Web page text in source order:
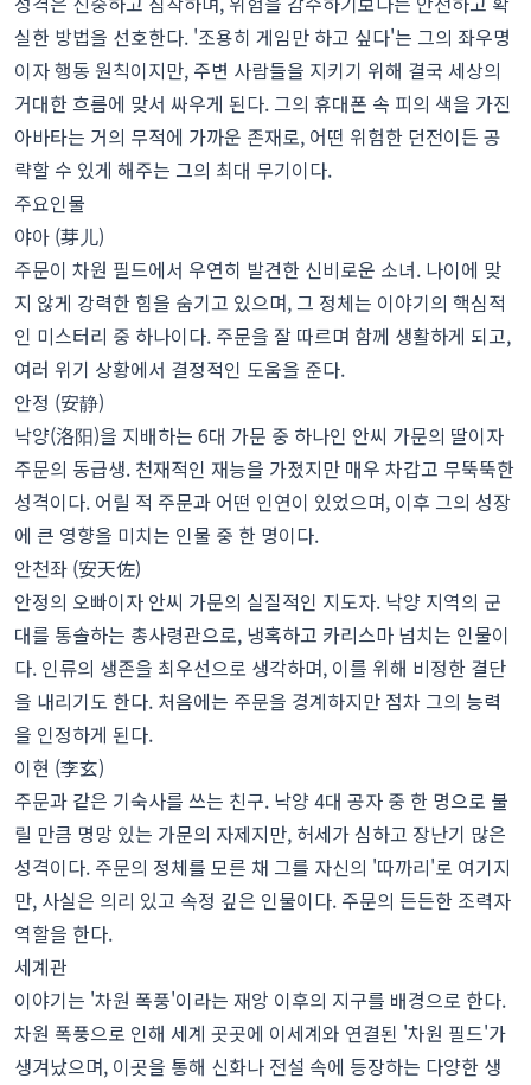
실한 방법을 선호한다. '조용히 게임만 하고 싶다'는 그의 좌우명
이자 행동 원칙이지만, 주변 사람들을 지키기 위해 결국 세상의
거대한 흐름에 맞서 싸우게 된다. 그의 휴대폰 속 피의 색을 가진
아바타는 거의 무적에 가까운 존재로, 어떤 위험한 던전이든 공
략할 수 있게 해주는 그의 최대 무기이다.
주요인물
야아 (芽儿)
주문이 차원 필드에서 우연히 발견한 신비로운 소녀. 나이에 맞
지 않게 강력한 힘을 숨기고 있으며, 그 정체는 이야기의 핵심적
인 미스터리 중 하나이다. 주문을 잘 따르며 함께 생활하게 되고,
여러 위기 상황에서 결정적인 도움을 준다.
안정 (安静)
낙양(洛阳)을 지배하는 6대 가문 중 하나인 안씨 가문의 딸이자
주문의 동급생. 천재적인 재능을 가졌지만 매우 차갑고 무뚝뚝한
성격이다. 어릴 적 주문과 어떤 인연이 있었으며, 이후 그의 성장
에 큰 영향을 미치는 인물 중 한 명이다.
안천좌 (安天佐)
안정의 오빠이자 안씨 가문의 실질적인 지도자. 낙양 지역의 군
대를 통솔하는 총사령관으로, 냉혹하고 카리스마 넘치는 인물이
다. 인류의 생존을 최우선으로 생각하며, 이를 위해 비정한 결단
을 내리기도 한다. 처음에는 주문을 경계하지만 점차 그의 능력
을 인정하게 된다.
이현 (李玄)
주문과 같은 기숙사를 쓰는 친구. 낙양 4대 공자 중 한 명으로 불
릴 만큼 명망 있는 가문의 자제지만, 허세가 심하고 장난기 많은
성격이다. 주문의 정체를 모른 채 그를 자신의 '따까리'로 여기지
만, 사실은 의리 있고 속정 깊은 인물이다. 주문의 든든한 조력자
역할을 한다.
세계관
이야기는 '차원 폭풍'이라는 재앙 이후의 지구를 배경으로 한다.
차원 폭풍으로 인해 세계 곳곳에 이세계와 연결된 '차원 필드'가
생겨났으며, 이곳을 통해 신화나 전설 속에 등장하는 다양한 생